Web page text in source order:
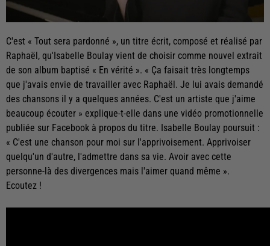
C'est « Tout sera pardonné », un titre écrit, composé et réalisé par
Raphaël, qu'Isabelle Boulay vient de choisir comme nouvel extrait
de son album baptisé « En vérité ». « Ça faisait très longtemps
que j'avais envie de travailler avec Raphaël. Je lui avais demandé
des chansons il y a quelques années. C'est un artiste que j'aime
beaucoup écouter » explique-t-elle dans une vidéo promotionnelle
publiée sur Facebook à propos du titre. Isabelle Boulay poursuit :
« C'est une chanson pour moi sur l'apprivoisement. Apprivoiser
quelqu'un d'autre, l'admettre dans sa vie. Avoir avec cette
personne-là des divergences mais l'aimer quand même ».
Ecoutez !